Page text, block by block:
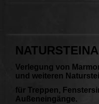
Verlegung von
und weiteren
für Treppen,
Außeneingänge.